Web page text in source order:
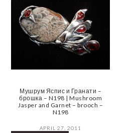
Мушрум Яспис и Гранати –
брошка – N198 | Mushroom
Jasper and Garnet – brooch –
N198
APRIL 27, 2011